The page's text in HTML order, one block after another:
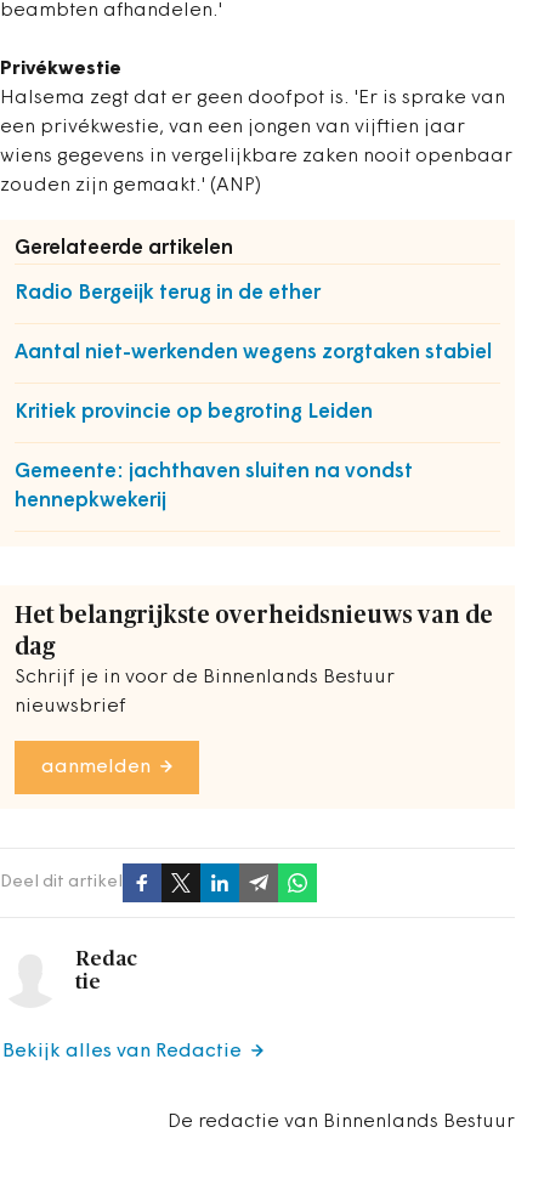
beambten afhandelen.'
Privékwestie
Halsema zegt dat er geen doofpot is. 'Er is sprake van
een privékwestie, van een jongen van vijftien jaar
wiens gegevens in vergelijkbare zaken nooit openbaar
zouden zijn gemaakt.' (ANP)
Gerelateerde artikelen
Radio Bergeijk terug in de ether
Aantal niet-werkenden wegens zorgtaken stabiel
Kritiek provincie op begroting Leiden
Gemeente: jachthaven sluiten na vondst
hennepkwekerij
Het belangrijkste overheidsnieuws van de
dag
Schrijf je in voor de Binnenlands Bestuur
nieuwsbrief
aanmelden
Deel dit artikel
Redac
tie
De redactie van Binnenlands Bestuur
Bekijk alles van Redactie